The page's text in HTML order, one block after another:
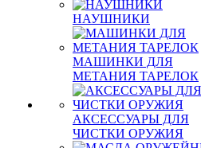
НАУШНИКИ
МАШИНКИ ДЛЯ
МЕТАНИЯ ТАРЕЛОК
АКСЕССУАРЫ ДЛЯ
ЧИСТКИ ОРУЖИЯ